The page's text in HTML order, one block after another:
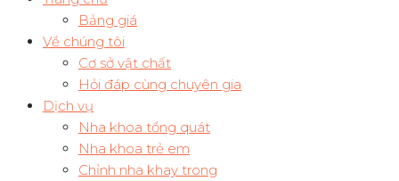
Bảng giá
Về chúng tôi
Cơ sở vật chất
Hỏi đáp cùng chuyên gia
Dịch vụ
Nha khoa tổng quát
Nha khoa trẻ em
Chỉnh nha khay trong